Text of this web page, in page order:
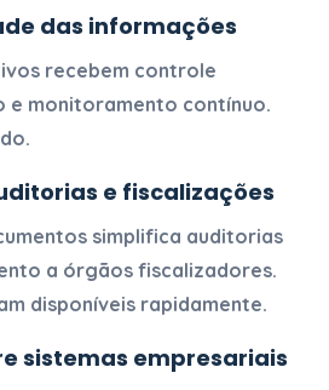
das informações
recebem controle
e monitoramento contínuo.
e fiscalizações
simplifica auditorias
a órgãos fiscalizadores.
disponíveis rapidamente.
sistemas empresariais